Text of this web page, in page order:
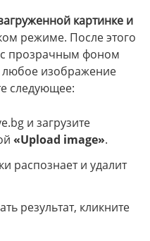
картинке и
режиме. После этого
прозрачным фоном
любое изображение
следующее:
и загрузите
«Upload image».
распознает и удалит
результат, кликните